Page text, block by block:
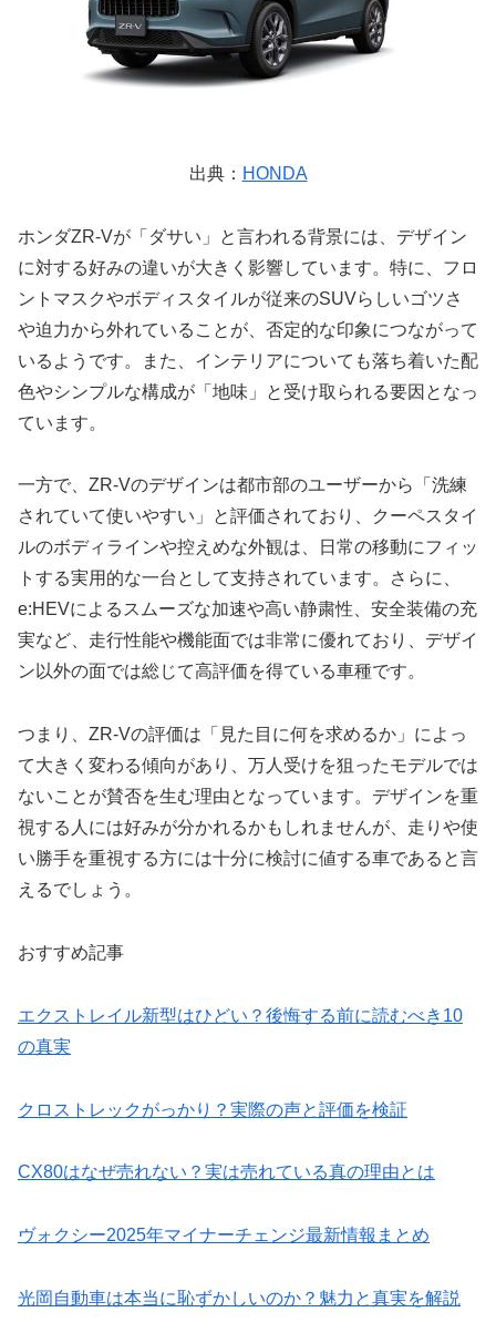
出典： HONDA
ホンダZR-Vが「ダサい」と言われる背景には、デザイン
に対する好みの違いが大きく影響しています。特に、フロ
ントマスクやボディスタイルが従来のSUVらしいゴツさ
や迫力から外れていることが、否定的な印象につながって
いるようです。また、インテリアについても落ち着いた配
色やシンプルな構成が「地味」と受け取られる要因となっ
ています。
一方で、ZR-Vのデザインは都市部のユーザーから「洗練
されていて使いやすい」と評価されており、クーペスタイ
ルのボディラインや控えめな外観は、日常の移動にフィッ
トする実用的な一台として支持されています。さらに、
e:HEVによるスムーズな加速や高い静粛性、安全装備の充
実など、走行性能や機能面では非常に優れており、デザイ
ン以外の面では総じて高評価を得ている車種です。
つまり、ZR-Vの評価は「見た目に何を求めるか」によっ
て大きく変わる傾向があり、万人受けを狙ったモデルでは
ないことが賛否を生む理由となっています。デザインを重
視する人には好みが分かれるかもしれませんが、走りや使
い勝手を重視する方には十分に検討に値する車であると言
えるでしょう。
おすすめ記事
エクストレイル新型はひどい？後悔する前に読むべき10
の真実
クロストレックがっかり？実際の声と評価を検証
CX80はなぜ売れない？実は売れている真の理由とは
ヴォクシー2025年マイナーチェンジ最新情報まとめ
光岡自動車は本当に恥ずかしいのか？魅力と真実を解説